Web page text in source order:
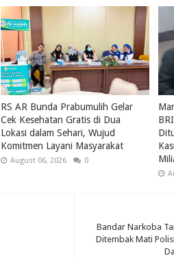
RS AR Bunda Prabumulih Gelar
Cek Kesehatan Gratis di Dua
Lokasi dalam Sehari, Wujud
Komitmen Layani Masyarakat
August 06, 2026 0
Bandar Narkoba
Ditembak Mati